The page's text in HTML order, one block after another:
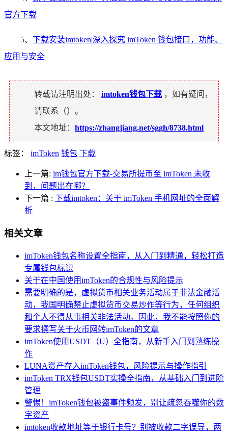
官方下载
5、
下载安装imtoken|深入探究 imToken 钱包接口，功能、
应用与安全
转载请注明出处： imtoken钱包下载 ，如有疑问，
请联系（ ）。
本文地址： https://zhangjiang.net/sggh/8738.html
标签： imToken 钱包 下载
上一篇: im钱包官方下载-交易所提币至 imToken 未收
到，问题出在哪？
下一篇 :
下载imtoken：关于 imToken 手机网址的全面解
析
相关文章
imToken钱包名称设置全指南，从入门到精通，轻松打造
专属钱包标识
关于在中国使用imToken的合规性与风险提示
需要明确的是，虚拟货币相关业务活动属于非法金融活
动，我国明确禁止虚拟货币交易炒作等行为，任何组织
和个人不得从事相关非法活动。因此，我不能按照你的
要求撰写关于火币网转imToken的文章
imToken使用USDT（U）全指南，从新手入门到熟练操
作
LUNA资产存入imToken钱包，风险提示与操作指引
imToken TRX钱包USDT实操全指南，从基础入门到进阶
管理
警惕！imToken钱包被盗事件频发，别让疏忽吞噬你的数
字资产
imtoken收款地址等于银行卡号？别被收款二字误导，两